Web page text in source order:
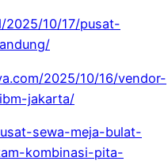
2025/10/17/pusat-
2025/10/16/vendor-
jakarta/
sewa-meja-bulat-
kombinasi-pita-